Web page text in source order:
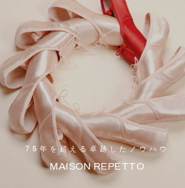
75年を超える卓越したノウハウ
MAISON REPETTO